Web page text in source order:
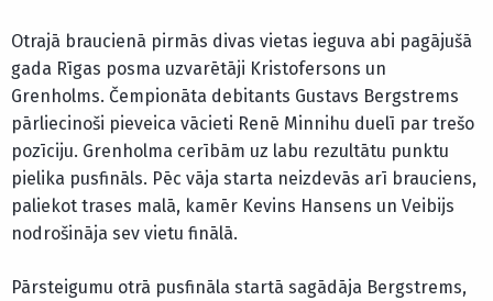
Otrajā braucienā pirmās divas vietas ieguva abi pagājušā
gada Rīgas posma uzvarētāji Kristofersons un
Grenholms. Čempionāta debitants Gustavs Bergstrems
pārliecinoši pieveica vācieti Renē Minnihu duelī par trešo
pozīciju. Grenholma cerībām uz labu rezultātu punktu
pielika pusfināls. Pēc vāja starta neizdevās arī brauciens,
paliekot trases malā, kamēr Kevins Hansens un Veibijs
nodrošināja sev vietu finālā.
Pārsteigumu otrā pusfināla startā sagādāja Bergstrems,